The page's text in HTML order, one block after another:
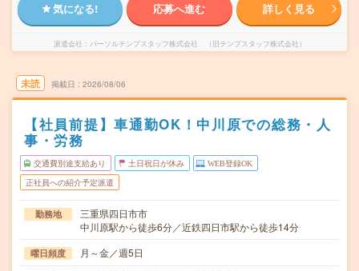
気になる! 応募へ進む 詳しく見る
派遣会社 パーソルテンプスタッフ株式会社 （旧テンプスタッフ株式会社）
未読 掲載日 2026/08/06
【社員前提】車通勤OK！中川原での総務・人
事・労務
交通費別途支給あり 土日祝日が休み WEB登録OK
正社員への紹介予定派遣
勤務地
三重県四日市市
中川原駅から徒歩6分／近鉄四日市駅から徒歩14分
曜日頻度 月～金／週5日